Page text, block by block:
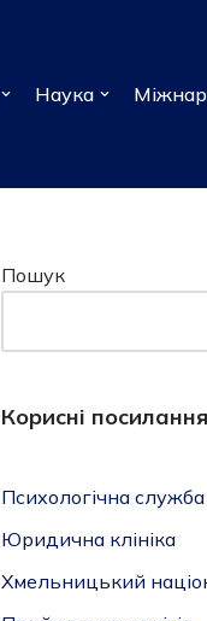
Наука
Пошук
Корисні посилання
Психологічна служба
Юридична клініка
Хмельницький